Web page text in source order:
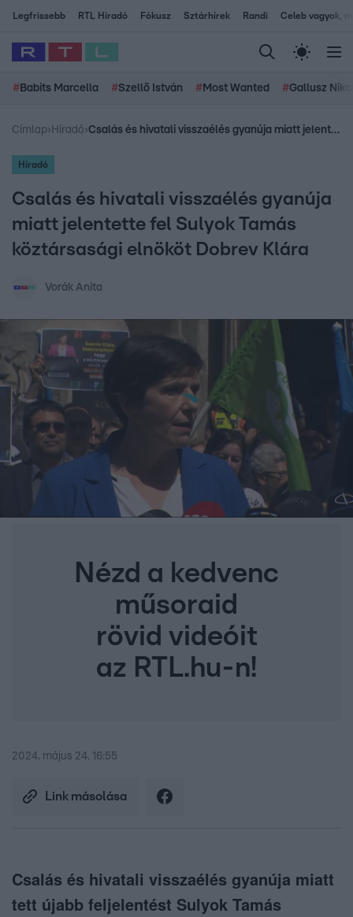
Legfrissebb RTL Híradó Fókusz Sztárhírek Randi Celeb vagyok,
# Babits Marcella #Szellő István # Most Wanted #Gallusz
Címlap› Híradó› Csalás és hivatali visszaélés gyanúja miatt jelentette fel Sulyok Tamás köztársasági elnököt Dobrev Klára
Híradó
Csalás és hivatali visszaélés gyanúja
miatt jelentette fel Sulyok Tamás
köztársasági elnököt Dobrev Klára
Vorák Anita
Nézd a kedvenc
műsoraid
rövid videóit
az RTL.hu-n!
2024. május 24. 16:55
Link másolása
Csalás és hivatali visszaélés gyanúja miatt
tett újabb feljelentést Sulyok Tamás